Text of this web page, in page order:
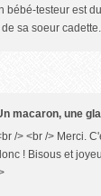
bébé-testeur est
sa soeur
macaron, une
/> <br /> Merci.
! Bisous et